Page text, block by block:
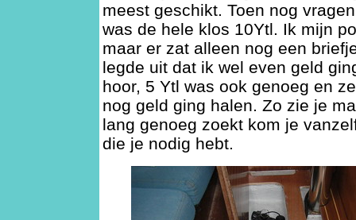
meest geschikt. Toen nog
was de hele klos 10Ytl. Ik mijn
maar er zat alleen nog een
legde uit dat ik wel even geld
hoor, 5 Ytl was ook genoeg en
nog geld ging halen. Zo zie je
lang genoeg zoekt kom je
die je nodig hebt.